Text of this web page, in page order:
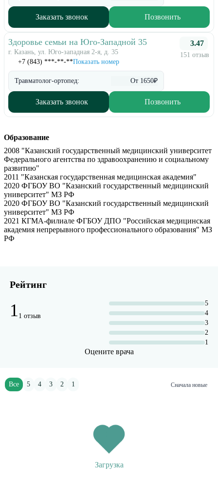
Заказать звонок Позвонить
Здоровье семьи на Юго-Западной 35
г. Казань, ул. Юго-западная 2-я, д. 35
+7 (843) ***-**-**Показать номер
3.47
151 отзыв
Травматолог-ортопед: От 1650₽
Заказать звонок Позвонить
Образование
2008 "Казанский государственный медицинский университет
Федерального агентства по здравоохранению и социальному
развитию"
2011 "Казанская государственная медицинская академия"
2020 ФГБОУ ВО "Казанский государственный медицинский
университет" МЗ РФ
2020 ФГБОУ ВО "Казанский государственный медицинский
университет" МЗ РФ
2021 КГМА-филиале ФГБОУ ДПО "Российская медицинская
академия непрерывного профессионального образования" МЗ
РФ
Рейтинг
1 1 отзыв
5
4
3
2
1
Оцените врача
Все 5 4 3 2 1 Сначала новые
Загрузка